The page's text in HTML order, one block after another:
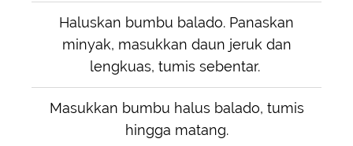
Haluskan bumbu balado. Panaskan
minyak, masukkan daun jeruk dan
lengkuas, tumis sebentar.
Masukkan bumbu halus balado, tumis
hingga matang.